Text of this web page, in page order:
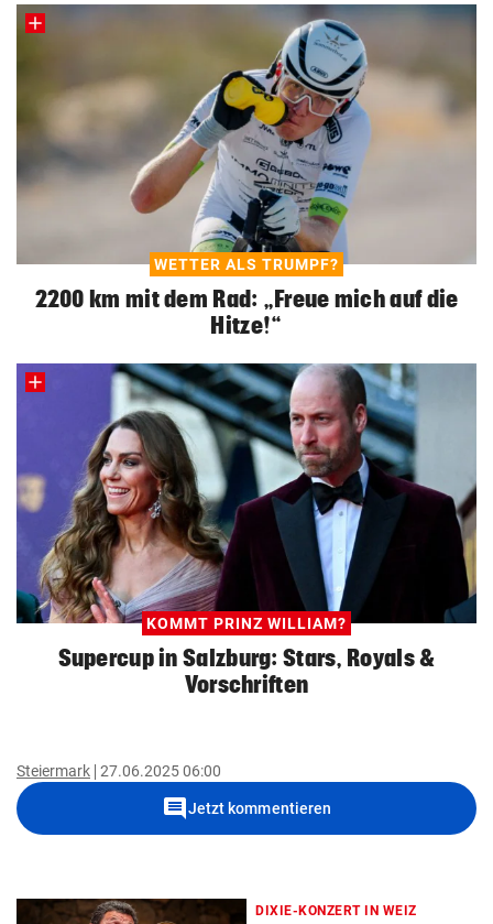
WETTER ALS TRUMPF?
2200 km mit dem Rad: „Freue mich auf die
Hitze!“
KOMMT PRINZ WILLIAM?
Supercup in Salzburg: Stars, Royals &
Vorschriften
Steiermark 27.06.2025 06:00
commentJetzt kommentieren
DIXIE-KONZERT IN WEIZ